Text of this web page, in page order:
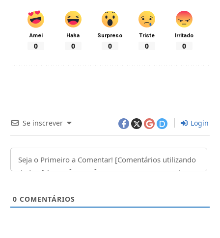
Amei
0
Haha
0
Surpreso
0
Triste
0
Irritado
0
Se inscrever Login
0 COMENTÁRIOS